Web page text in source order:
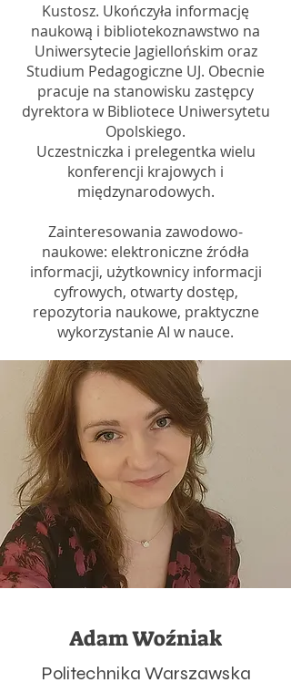
Kustosz. Ukończyła informację
naukową i bibliotekoznawstwo na
Uniwersytecie Jagiellońskim oraz
Studium Pedagogiczne UJ. Obecnie
pracuje na stanowisku zastępcy
dyrektora w Bibliotece Uniwersytetu
Opolskiego.
Uczestniczka i prelegentka wielu
konferencji krajowych i
międzynarodowych.
Zainteresowania zawodowo-
naukowe: elektroniczne źródła
informacji, użytkownicy informacji
cyfrowych, otwarty dostęp,
repozytoria naukowe, praktyczne
wykorzystanie AI w nauce.
Adam Woźniak
Politechnika Warszawska